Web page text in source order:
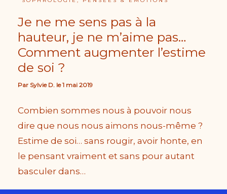
Je ne me sens pas à la
hauteur, je ne m’aime pas…
Comment augmenter l’estime
de soi ?
Par Sylvie D. le1 mai 2019
Combien sommes nous à pouvoir nous
dire que nous nous aimons nous-même ?
Estime de soi… sans rougir, avoir honte, en
le pensant vraiment et sans pour autant
basculer dans…